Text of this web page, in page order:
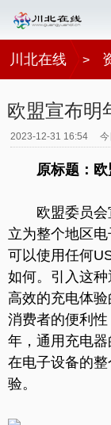
川北在线 >
欧盟宣布明
2023-12-31 16:54
原标题：欧
欧盟委员会
立为整个地区
可以使用任何
如何。引入这
高效的充电体
消费者的便利
年，通用充电
在电子设备的
验。